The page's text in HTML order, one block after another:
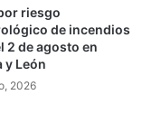
riesgo
de incendios
2 de agosto en
y León
2026